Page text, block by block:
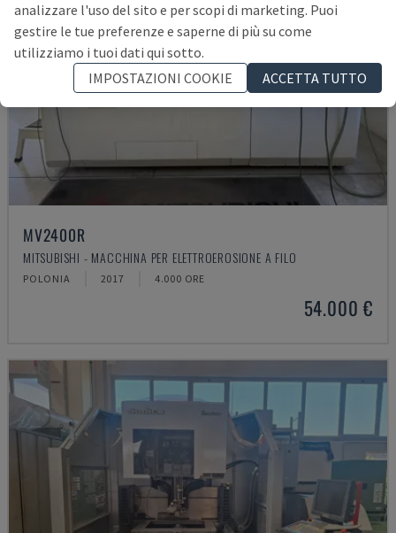
MV2400R
MITSUBISHI - MACCHINA PER ELETTROEROSIONE A FILO
POLONIA 2017 4.000 ORE
54.000 €
analizzare l'uso del sito e per scopi di marketing. Puoi
gestire le tue preferenze e saperne di più su come
utilizziamo i tuoi dati qui sotto.
IMPOSTAZIONI COOKIE
ACCETTA TUTTO